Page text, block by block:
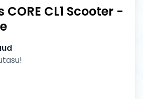
CL1 Scooter -